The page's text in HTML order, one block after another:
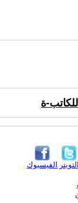
ة
الفيسبوك التويتر